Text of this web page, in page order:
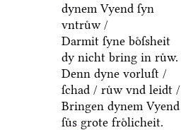
dynem Vyend ſyn
vntruͤw /
Darmit ſyne boͤſsheit
dy nicht bring in ruͤw.
Denn dyne vorluſt /
ſchad / ruͤw vnd leidt /
Bringen dynem Vyend
ſuͤs grote froͤlicheit.